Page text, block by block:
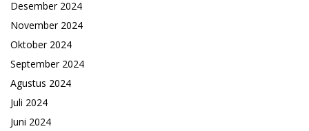
Desember 2024
November 2024
Oktober 2024
September 2024
Agustus 2024
Juli 2024
Juni 2024